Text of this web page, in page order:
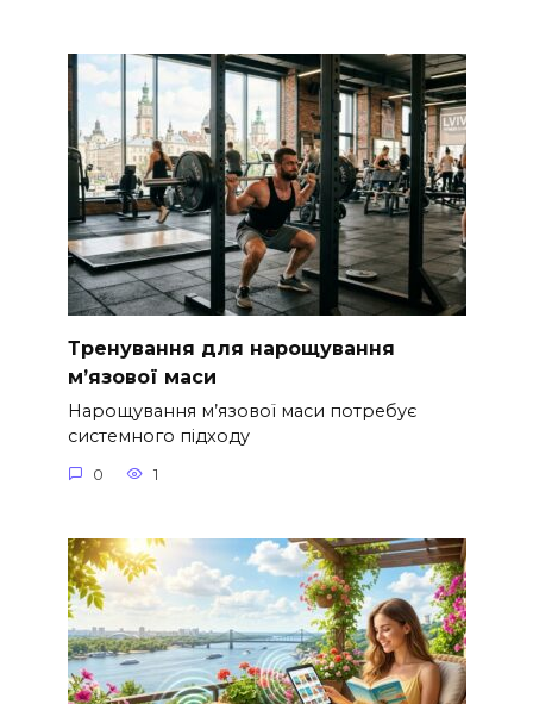
Тренування для нарощування
м’язової маси
Нарощування м’язової маси потребує
системного підходу
0 1